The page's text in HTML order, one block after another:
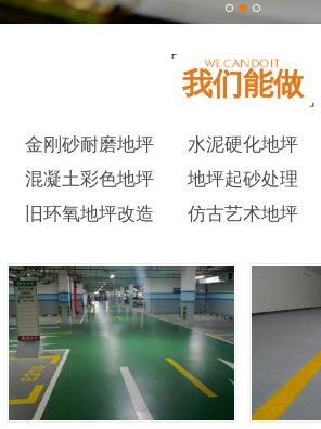
我们能做
金刚砂耐磨地坪 水泥硬化地坪
混凝土彩色地坪
地坪起砂处理
旧环氧地坪改造
仿古艺术地坪